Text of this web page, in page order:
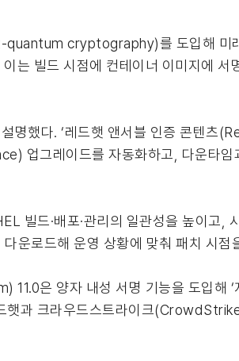
cryptography)를 도입해 미
는 빌드 시점에 컨테이너 이미지에 서
명했다. ‘레드햇 앤서블 인증 콘텐
업그레이드를 자동화하고, 다운타임
빌드·배포·관리의 일관성을 높이고,
운로드해 운영 상황에 맞춰 패치 시점
은 양자 내성 서명 기능을 도입해 ‘
과 크라우드스트라이크